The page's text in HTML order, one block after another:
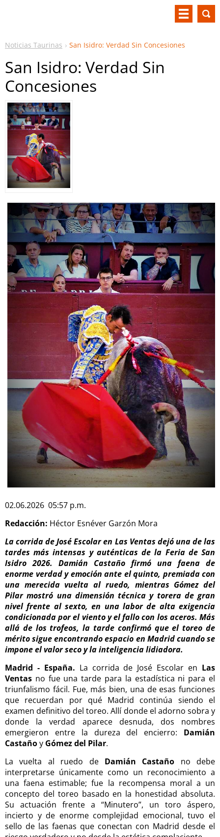
Noticias Taurinas San Isidro: Verdad Sin Concesiones
San Isidro: Verdad Sin
Concesiones
02.06.2026 05:57 p.m.
Redacción: Héctor Esnéver Garzón Mora
La corrida de José Escolar en Las Ventas dejó una de las
tardes más intensas y auténticas de la Feria de San
Isidro 2026. Damián Castaño firmó una faena de
enorme verdad y emoción ante el quinto, premiada con
una merecida vuelta al ruedo, mientras Gómez del
Pilar mostró una dimensión técnica y torera de gran
nivel frente al sexto, en una labor de alta exigencia
condicionada por el viento y el fallo con los aceros. Más
allá de los trofeos, la tarde confirmó que el toreo de
mérito sigue encontrando espacio en Madrid cuando se
impone el valor seco y la inteligencia lidiadora.
Madrid - España. La corrida de José Escolar en Las
Ventas no fue una tarde para la estadística ni para el
triunfalismo fácil. Fue, más bien, una de esas funciones
que recuerdan por qué Madrid continúa siendo el
examen definitivo del toreo. Allí donde el adorno sobra y
donde la verdad aparece desnuda, dos nombres
emergieron entre la dureza del encierro: Damián
Castañoy Gómez del Pilar.
La vuelta al ruedo de Damián Castaño no debe
interpretarse únicamente como un reconocimiento a
una faena estimable; fue la recompensa moral a un
concepto del toreo basado en la honestidad absoluta.
Su actuación frente a “Minutero”, un toro áspero,
incierto y de enorme complejidad emocional, tuvo el
sello de las faenas que conectan con Madrid desde el